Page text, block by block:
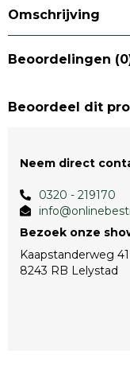
Omschrijving
Beoordelingen
Beoordeel dit
Neem direct
0320 - 219170
Bezoek onze
Kaapstanderweg 41
8243 RB Lelystad